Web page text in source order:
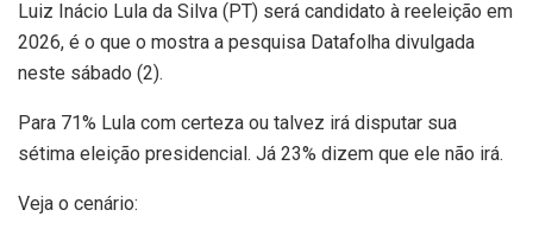
Luiz Inácio Lula da Silva (PT) será candidato à reeleição em
2026, é o que o mostra a pesquisa Datafolha divulgada
neste sábado (2).
Para 71% Lula com certeza ou talvez irá disputar sua
sétima eleição presidencial. Já 23% dizem que ele não irá.
Veja o cenário: